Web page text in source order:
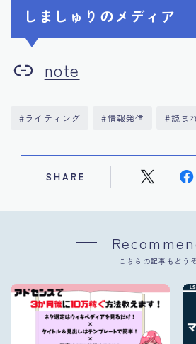
しましゅりのメディア
note
#ライティング #情報発信 #読ま
SHARE
こちらの記事もどう